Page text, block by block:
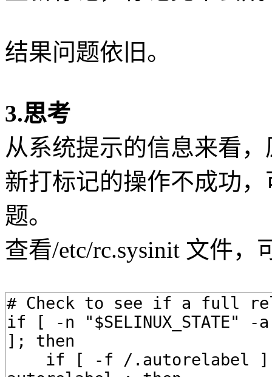
结果问题依旧。
3.思考
从系统提示的信息来看
新打标记的操作不成功
题。
查看/etc/rc.sysinit 文件，